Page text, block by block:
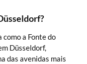
a Fonte do
Düsseldorf,
das avenidas mais